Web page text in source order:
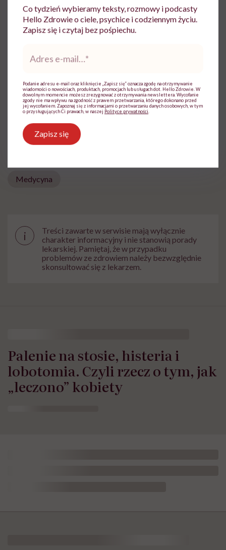
Jako czynny fizjoterapeuta mam już
wieloletnie doświadczenie w pracy z
dziećmi, dorosłymi i osobami starszymi.
zajęciowej.
Zobacz profil
Medycyna
i
Treści zawarte w serwisie mają wyłącznie
charakter informacyjny i nie stanowią porady
lekarskiej. Pamiętaj, że w przypadku
problemów ze zdrowiem należy bezwzględnie
skonsultować się z lekarzem.
Palenie na stosie, histeria i
lobotomia. Czyli rzecz o tym, jak
„leczono” kobiety
Co tydzień wybieramy teksty, rozmowy i podcasty
Hello Zdrowie o ciele, psychice i codziennym życiu.
Zapisz się i czytaj bez pośpiechu.
mail*
Podanie adresu e-mail oraz kliknięcie „Zapisz się” oznacza zgodę na otrzymywanie
wiadomości o nowościach, produktach, promocjach lub usługach dot. Hello Zdrowie. W
dowolnym momencie możesz zrezygnować z otrzymywania newslettera. Wycofanie
zgody nie ma wpływu na zgodność z prawem przetwarzania, którego dokonano przed
jej wycofaniem. Zapoznaj się z informacjami o przetwarzaniu danych osobowych, w tym
o przysługujących Ci prawach, w naszej Polityce prywatności
Zapisz się